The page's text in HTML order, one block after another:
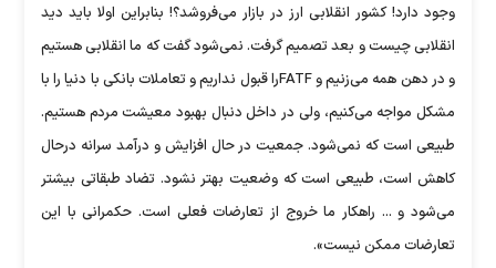
وجود دارد! کشور انقلابی ارز در بازار می‌فروشد؟! بنابراین اولا باید دید
انقلابی چیست و بعد تصمیم گرفت. نمی‌شود گفت که ما انقلابی هستیم
و در دهن همه می‌زنیم و FATF‌را قبول نداریم و تعاملات بانکی با دنیا را با
مشکل مواجه می‌کنیم، ولی در داخل دنبال بهبود معیشت مردم هستیم.
طبیعی است که نمی‌شود. جمعیت در حال افزایش و درآمد سرانه درحال
کاهش است، طبیعی است که وضعیت بهتر نشود. تضاد طبقاتی بیشتر
می‌شود و ... راهکار ما خروج از تعارضات فعلی است. حکمرانی با این
تعارضات ممکن نیست».